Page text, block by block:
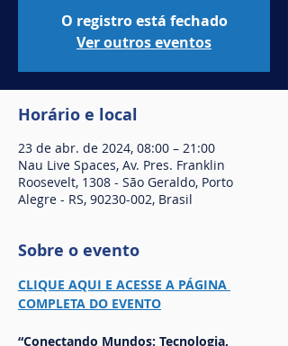
O registro está fechado
Ver outros eventos
Horário e local
23 de abr. de 2024, 08:00 – 21:00
Nau Live Spaces, Av. Pres. Franklin
Roosevelt, 1308 - São Geraldo, Porto
Alegre - RS, 90230-002, Brasil
Sobre o evento
CLIQUE AQUI E ACESSE A PÁGINA
COMPLETA DO EVENTO
“Conectando Mundos: Tecnologia,